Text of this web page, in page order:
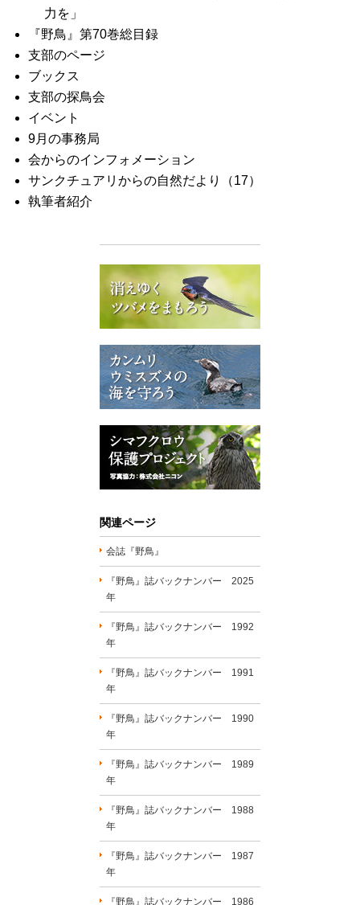
力を」
『野鳥』第70巻総目録
支部のページ
ブックス
支部の探鳥会
イベント
9月の事務局
会からのインフォメーション
サンクチュアリからの自然だより（17）
執筆者紹介
関連ページ
会誌『野鳥』
『野鳥』誌バックナンバー 2025
年
『野鳥』誌バックナンバー 1992
年
『野鳥』誌バックナンバー 1991
年
『野鳥』誌バックナンバー 1990
年
『野鳥』誌バックナンバー 1989
年
『野鳥』誌バックナンバー 1988
年
『野鳥』誌バックナンバー 1987
年
『野鳥』誌バックナンバー 1986